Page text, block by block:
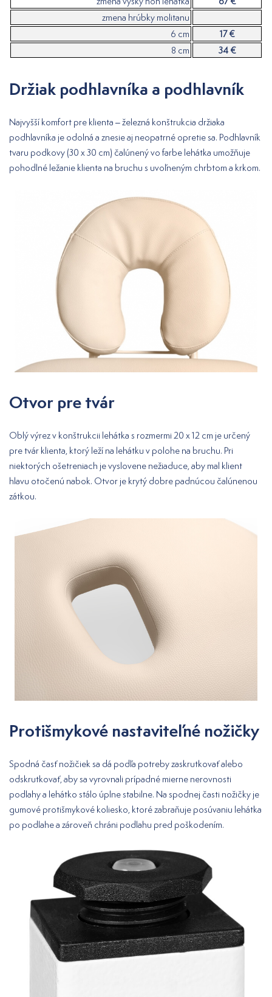
zmena hrúbky molitanu
6 cm
17 €
8 cm
34 €
Držiak podhlavníka a podhlavník
Najvyšší komfort pre klienta – železná konštrukcia držiaka
podhlavníka je odolná a znesie aj neopatrné opretie sa. Podhlavník
tvaru podkovy (30 x 30 cm) čalúnený vo farbe lehátka umožňuje
pohodlné ležanie klienta na bruchu s uvoľneným chrbtom a krkom.
Otvor pre tvár
Oblý výrez v konštrukcii lehátka s rozmermi 20 x 12 cm je určený
pre tvár klienta, ktorý leží na lehátku v polohe na bruchu. Pri
niektorých ošetreniach je vyslovene nežiaduce, aby mal klient
hlavu otočenú nabok. Otvor je krytý dobre padnúcou čalúnenou
zátkou.
Protišmykové nastaviteľné nožičky
Spodná časť nožičiek sa dá podľa potreby zaskrutkovať alebo
odskrutkovať, aby sa vyrovnali prípadné mierne nerovnosti
podlahy a lehátko stálo úplne stabilne. Na spodnej časti nožičky je
gumové protišmykové koliesko, ktoré zabraňuje posúvaniu lehátka
po podlahe a zároveň chráni podlahu pred poškodením.